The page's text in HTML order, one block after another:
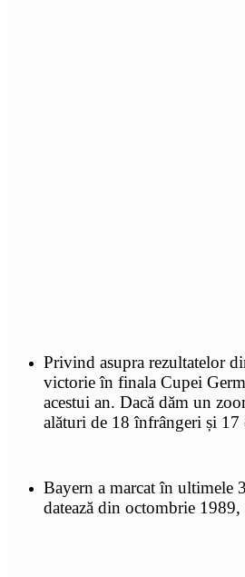
Privind asupra rezultatelor
victorie în finala Cupei
acestui an. Dacă dăm un
alături de 18 înfrângeri și 17
Bayern a marcat în ultimele
datează din octombrie